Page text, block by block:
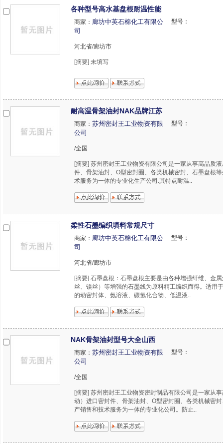
各种型号高水基盘根耐温性能
商家： 廊坊中英石棉化工有限公
司
型号：
河北省/廊坊市
[摘要] 未填写
耐高温骨架油封NAK品牌江苏
商家： 苏州密封王工业物资有限
公司
型号：
/全国
[摘要] 苏州密封王工业物资有限公司是一家从事高品质
件、骨架油封、O型密封圈、各类机械密封、石墨盘根
术服务为一体的专业化生产公司.其特点耐温..
柔性石墨编织填料常规尺寸
商家： 廊坊中英石棉化工有限公
司
型号：
河北省/廊坊市
[摘要] 石墨盘根：石墨盘根主要是由各种增强纤维、金
丝、镍丝）等增强的石墨线为原料精工编织而得。适用
的动密封体、氨溶液、碳氢化合物、低温液..
NAK骨架油封型号大全山西
商家： 苏州密封王工业物资有限
公司
型号：
/全国
[摘要] 苏州密封王工业物资密封制品有限公司是一家从
动）进口密封件、骨架油封、O型密封圈、各类机械密
产销售和技术服务为一体的专业化公司。防止..